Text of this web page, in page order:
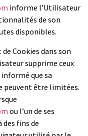
informe l’Utilisateur
de son
disponibles.
Cookies dans son
supprime ceux
que sa
peuvent être limitées.
ou l’un de ses
fins de